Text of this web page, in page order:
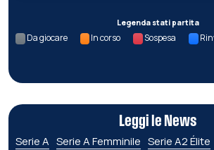
Legenda stati partita
Da giocare In corso Sospesa
Leggi le News
Serie A Serie A Femminile Serie A2 Élite